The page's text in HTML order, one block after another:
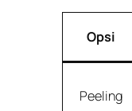
Opsi
Peeling